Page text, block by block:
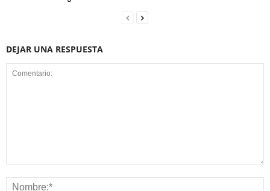
DEJAR UNA RESPUESTA